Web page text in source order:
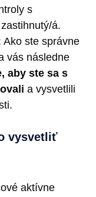
s
á.
Ako ste správne
vás následne
aby ste sa s
a vysvetlili
vysvetliť
aktívne